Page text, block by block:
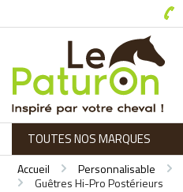
Accueil Personnalisable
Guêtres Hi-Pro Postérieurs